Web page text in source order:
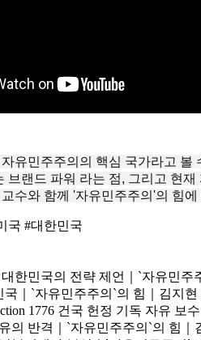
유민주주의의 핵심 국가라고 볼
브랜드 파워 라는 점, 그리고 현
수와 함께 '자유민주주의'의 힘
국 #대한민국
한민국의 전략 제언｜`자유민주
국｜`자유민주주의`의 힘｜김지현
1776 건국 헌정 기독 자유 보
의 반격｜`자유민주주의`의 힘｜